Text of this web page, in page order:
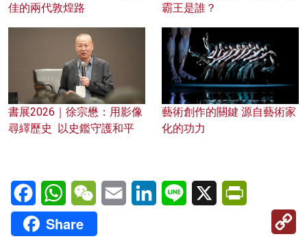
佳的兩代敦煌路
霸王是誰？
書展2026｜徐宗懋：用影像
尋繹歷史 以史鑑守護和平
藝術創作的關鍵 源自藝術家
化的功力
FacebookWhatsAppWeChatEmail LinkedInLine X
Share